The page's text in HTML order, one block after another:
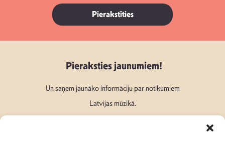
Pierakstīties
Pieraksties jaunumiem!
Un saņem jaunāko informāciju par notikumiem
Latvijas mūzikā.